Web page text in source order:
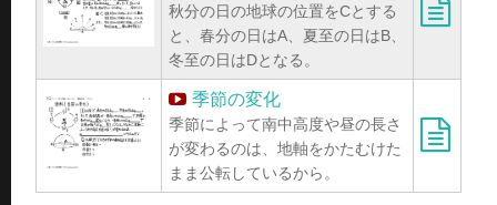
秋分の日の地球の位置をCとする
と、春分の日はA、夏至の日はB、
冬至の日はDとなる。
季節の変化
季節によって南中高度や昼の長さ
が変わるのは、地軸をかたむけた
まま公転しているから。